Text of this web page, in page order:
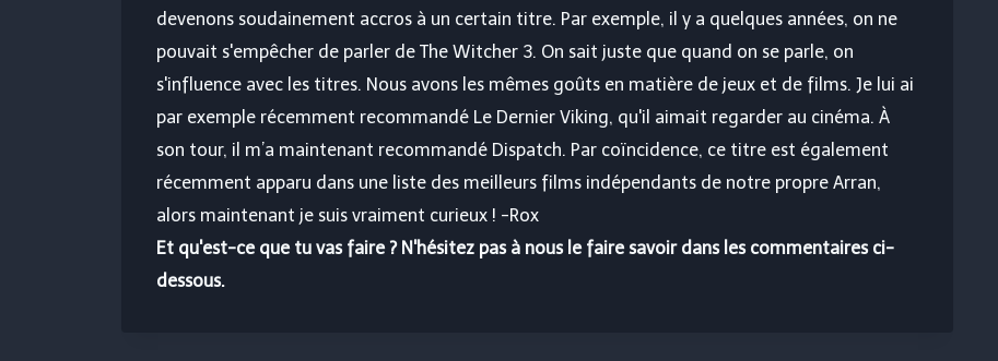
devenons soudainement accros à un certain titre. Par exemple, il y a quelques années, on ne
pouvait s'empêcher de parler de The Witcher 3. On sait juste que quand on se parle, on
s'influence avec les titres. Nous avons les mêmes goûts en matière de jeux et de films. Je lui ai
par exemple récemment recommandé Le Dernier Viking, qu'il aimait regarder au cinéma. À
son tour, il m’a maintenant recommandé Dispatch. Par coïncidence, ce titre est également
récemment apparu dans une liste des meilleurs films indépendants de notre propre Arran,
alors maintenant je suis vraiment curieux ! -Rox
Et qu'est-ce que tu vas faire ? N'hésitez pas à nous le faire savoir dans les commentaires ci-
dessous.